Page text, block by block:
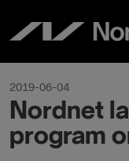
content
2019-06-04
Nordnet
program